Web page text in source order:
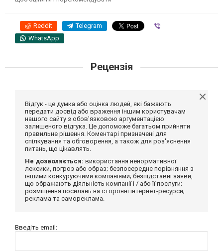
Reddit Telegram
WhatsApp
Рецензія
Відгук - це думка або оцінка людей, які бажають
передати досвід або враження іншим користувачам
нашого сайту з обов'язковою аргументацією
залишеного відгука. Це допоможе багатьом прийняти
правильне рішення. Коментарі призначені для
спілкування та обговорення, а також для роз'яснення
питань, що цікавлять.
Не дозволяється: використання ненормативної
лексики, погроз або образ; безпосереднє порівняння з
іншими конкуруючими компаніями; безпідставні заяви,
що ображають діяльність компанії і / або її послуги;
розміщення посилань на сторонні інтернет-ресурси;
реклама та самореклама.
Введіть email: